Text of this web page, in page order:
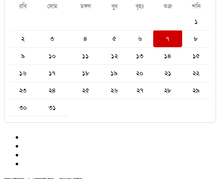
রবি সোম মঙ্গল বুধ বৃহঃ শুক্র শনি
১
২
৩ ৪ ৫ ৬ ৭
৮
৯
১০ ১১ ১২ ১৩ ১৪
১৫
১৬
১৭ ১৮ ১৯ ২০ ২১
২২
২৩
২৪ ২৫ ২৬ ২৭ ২৮
২৯
৩০
৩১